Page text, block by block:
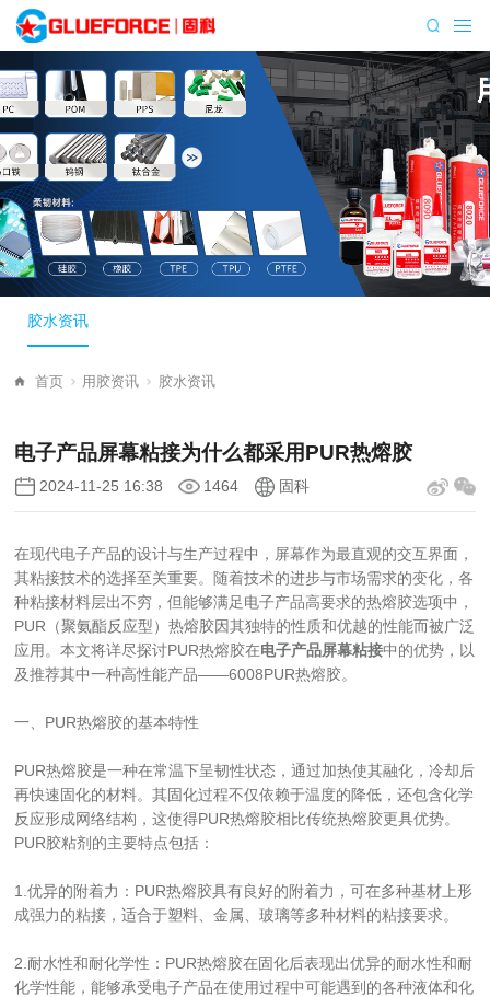
胶水资讯
首页 用胶资讯 胶水资讯
电子产品屏幕粘接为什么都采用PUR热熔胶
2024-11-25 16:38 1464 固科
在现代电子产品的设计与生产过程中，屏幕作为最直观的交互界面，
其粘接技术的选择至关重要。随着技术的进步与市场需求的变化，各
种粘接材料层出不穷，但能够满足电子产品高要求的热熔胶选项中，
PUR（聚氨酯反应型）热熔胶因其独特的性质和优越的性能而被广泛
应用。本文将详尽探讨PUR热熔胶在电子产品屏幕粘接中的优势，以
及推荐其中一种高性能产品——6008PUR热熔胶。
一、PUR热熔胶的基本特性
PUR热熔胶是一种在常温下呈韧性状态，通过加热使其融化，冷却后
再快速固化的材料。其固化过程不仅依赖于温度的降低，还包含化学
反应形成网络结构，这使得PUR热熔胶相比传统热熔胶更具优势。
PUR胶粘剂的主要特点包括：
1.优异的附着力：PUR热熔胶具有良好的附着力，可在多种基材上形
成强力的粘接，适合于塑料、金属、玻璃等多种材料的粘接要求。
2.耐水性和耐化学性：PUR热熔胶在固化后表现出优异的耐水性和耐
化学性能，能够承受电子产品在使用过程中可能遇到的各种液体和化